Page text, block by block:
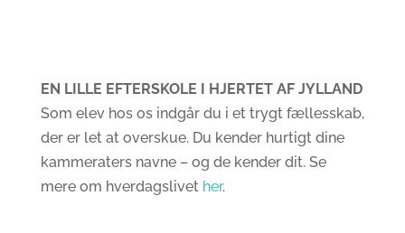
EN LILLE EFTERSKOLE I HJERTET AF JYLLAND
Som elev hos os indgår du i et trygt fællesskab,
der er let at overskue. Du kender hurtigt dine
kammeraters navne – og de kender dit. Se
mere om hverdagslivet her.